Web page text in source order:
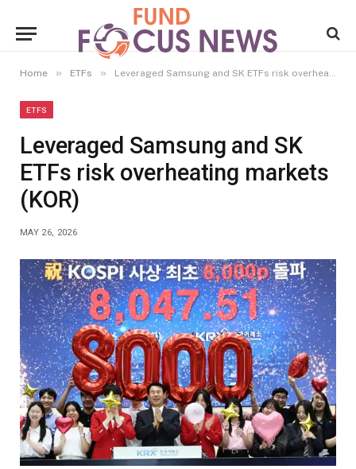
Home » ETFs » Leveraged Samsung and SK ETFs risk overheating markets (KOR)
ETFS
Leveraged Samsung and SK
ETFs risk overheating markets
(KOR)
MAY 26, 2026